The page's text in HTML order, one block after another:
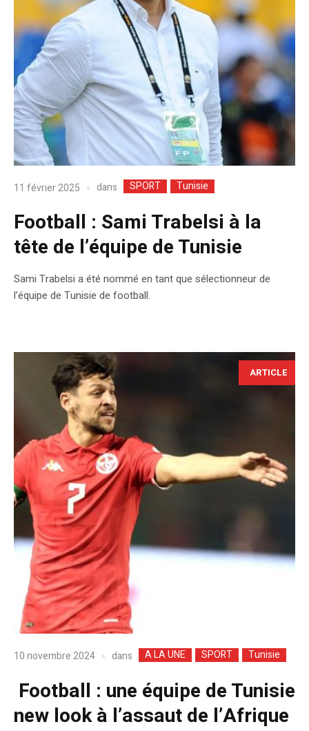
11 février 2025 dans SPORT Tunisie
Football : Sami Trabelsi à la
tête de l’équipe de Tunisie
Sami Trabelsi a été nommé en tant que sélectionneur de
l’équipe de Tunisie de football.
ARTICLE
10 novembre 2024 dans A LA UNE SPORT Tunisie
Football : une équipe de Tunisie
new look à l’assaut de l’Afrique